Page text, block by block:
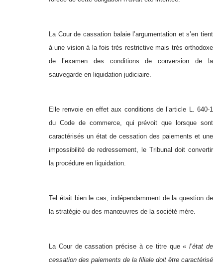
La Cour de cassation balaie l’argumentation et s’en tient
à une vision à la fois très restrictive mais très orthodoxe
de l’examen des conditions de conversion de la
sauvegarde en liquidation judiciaire.
Elle renvoie en effet aux conditions de l’article L. 640-1
du Code de commerce, qui prévoit que lorsque sont
caractérisés un état de cessation des paiements et une
impossibilité de redressement, le Tribunal doit convertir
la procédure en liquidation.
Tel était bien le cas, indépendamment de la question de
la stratégie ou des manœuvres de la société mère.
La Cour de cassation précise à ce titre que «l’état de
cessation des paiements de la filiale doit être caractérisé